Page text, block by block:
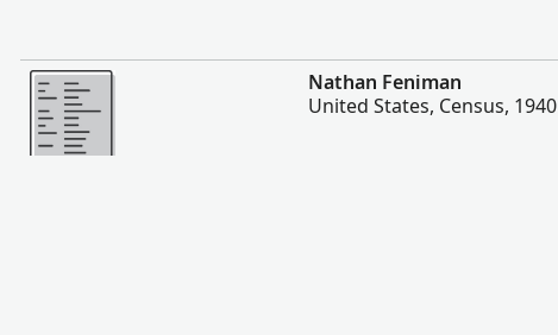
Mere
Nathan Feniman
United States, Census, 1940